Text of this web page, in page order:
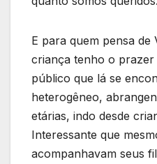
E para quem pensa de
criança tenho o
público que lá se
heterogêneo,
etárias, indo desde
Interessante que
acompanhavam seus